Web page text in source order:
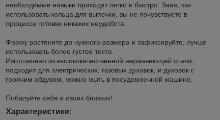
необходимые навыки приходят легко и быстро. Зная, как
использовать кольца для выпечки, вы не почувствуете в
процессе готовки никаких неудобств.
Форму растяните до нужного размера и зафиксируйте, лучше
использовать более густое тесто.
Изготовлено из высококачественной нержавеющей стали,
подходит для электрических, газовых духовок, и духовок с
горячим обдувом, можно мыть в посудомоечной машине.
Побалуйте себя и своих близких!
Характеристики: